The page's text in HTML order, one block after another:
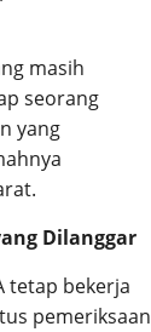
masih
seorang
yang
Dilanggar
tetap bekerja
pemeriksaan